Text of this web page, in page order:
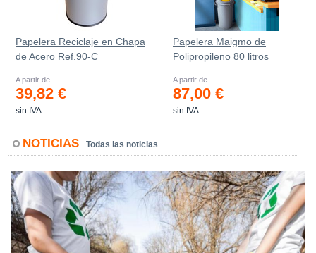
Papelera Reciclaje en Chapa
de Acero Ref.90-C
A partir de
39,82 €
sin IVA
Papelera Maigmo de
Polipropileno 80 litros
A partir de
87,00 €
sin IVA
NOTICIAS Todas las noticias